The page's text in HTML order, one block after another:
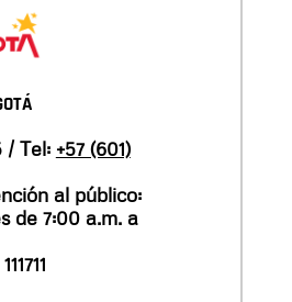
/ Tel: +57 (601)
al público:
de 7:00 a.m. a